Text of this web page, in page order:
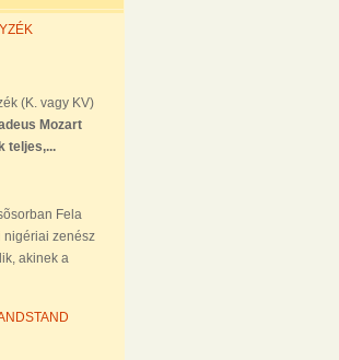
(K. vagy KV)
Mozart
teljes,...
Fela
nigériai zenész
akinek a